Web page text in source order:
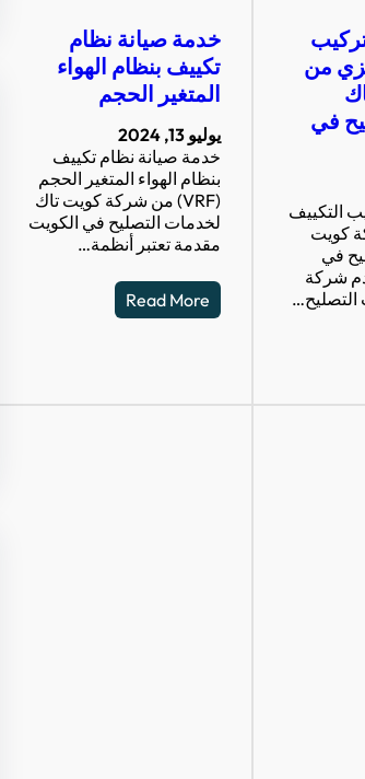
من
في
التكييف
كويت
في
شركة
خدمة صيانة نظام
تكييف بنظام الهواء
المتغير الحجم
يوليو 13, 2024
خدمة صيانة نظام تكييف
بنظام الهواء المتغير الحجم
(VRF) من شركة كويت تاك
لخدمات التصليح في الكويت
مقدمة تعتبر أنظمة…
Read More